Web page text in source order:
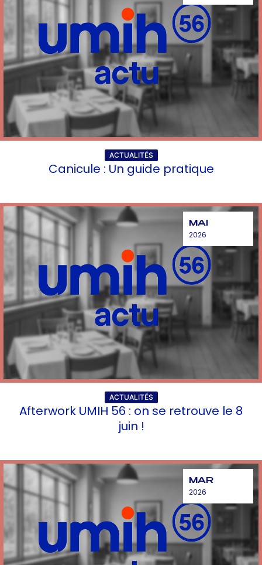
ACTUALITÉS
Canicule : Un guide pratique
MAI
2026
ACTUALITÉS
Afterwork UMIH 56 : on se retrouve le 8
juin !
MAR
2026